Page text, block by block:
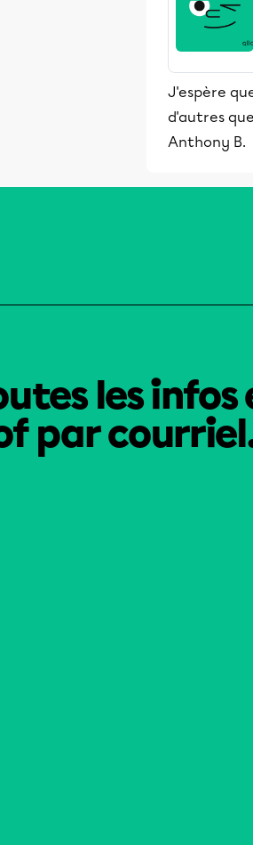
J'espère
d'autres
Anthony B.
les
par